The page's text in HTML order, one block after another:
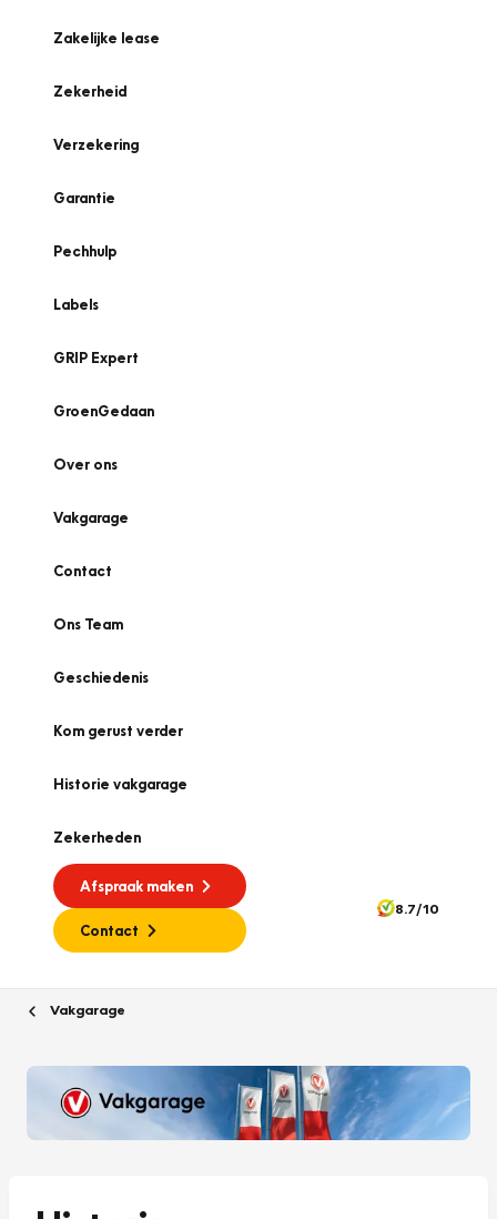
Zakelijke lease
Zekerheid
Verzekering
Garantie
Pechhulp
Labels
GRIP Expert
GroenGedaan
Over ons
Vakgarage
Contact
Ons Team
Geschiedenis
Kom gerust verder
Historie vakgarage
Zekerheden
Afspraak maken
Contact
8.7/10
Vakgarage